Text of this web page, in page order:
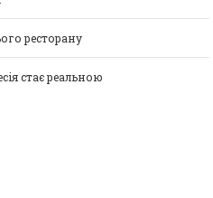
ресторану
стає реальною